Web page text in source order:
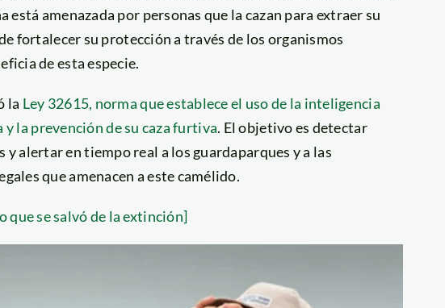
amenazada por personas que la cazan para extraer su
fortalecer su protección a través de los organismos
de esta especie.
la Ley 32615, norma que establece el uso de la inteligencia
la prevención de su caza furtiva. El objetivo es detectar
alertar en tiempo real a los guardaparques y a las
que amenacen a este camélido.
que se salvó de la extinción]